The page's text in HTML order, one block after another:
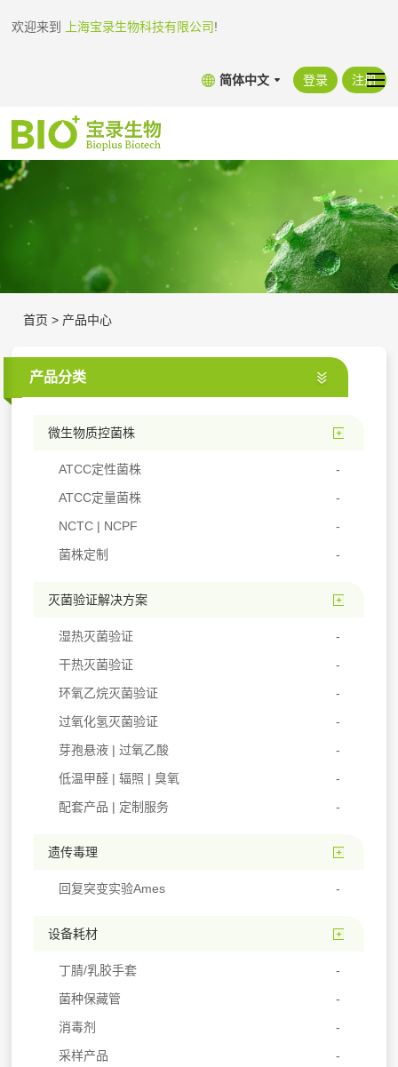
欢迎来到 上海宝录生物科技有限公司!
简体中文 登录 注册
首页 > 产品中心
产品分类
微生物质控菌株
ATCC定性菌株
ATCC定量菌株
NCTC | NCPF
菌株定制
灭菌验证解决方案
湿热灭菌验证
干热灭菌验证
环氧乙烷灭菌验证
过氧化氢灭菌验证
芽孢悬液 | 过氧乙酸
低温甲醛 | 辐照 | 臭氧
配套产品 | 定制服务
遗传毒理
回复突变实验Ames
设备耗材
丁腈/乳胶手套
菌种保藏管
消毒剂
采样产品